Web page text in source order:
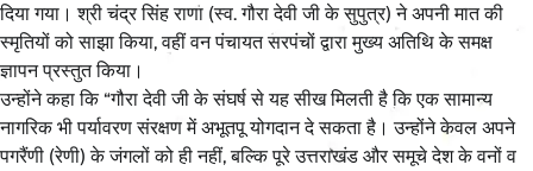
दिया गया। श्री चंद्र सिंह राणा (स्व. गौरा देवी जी के सुपुत्र) ने अपनी मात की
स्मृतियों को साझा किया, वहीं वन पंचायत सरपंचों द्वारा मुख्य अतिथि के समक्ष
ज्ञापन प्रस्तुत किया।
उन्होंने कहा कि “गौरा देवी जी के संघर्ष से यह सीख मिलती है कि एक सामान्य
नागरिक भी पर्यावरण संरक्षण में अभूतपू योगदान दे सकता है। उन्होंने केवल अपने
पगरैंणी (रेणी) के जंगलों को ही नहीं, बल्कि पूरे उत्तराखंड और समूचे देश के वनों व